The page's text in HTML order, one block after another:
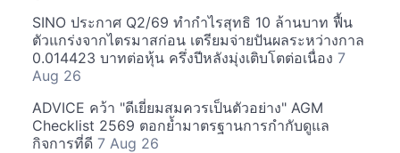
SINO ประกาศ Q2/69 ทำกำไรสุทธิ 10 ล้านบาท ฟื้น
ตัวแกร่งจากไตรมาสก่อน เตรียมจ่ายปันผลระหว่างกาล
0.014423 บาทต่อหุ้น ครึ่งปีหลังมุ่งเติบโตต่อเนื่อง 7
Aug 26
ADVICE คว้า "ดีเยี่ยมสมควรเป็นตัวอย่าง" AGM
Checklist 2569 ตอกย้ำมาตรฐานการกำกับดูแล
กิจการที่ดี 7 Aug 26